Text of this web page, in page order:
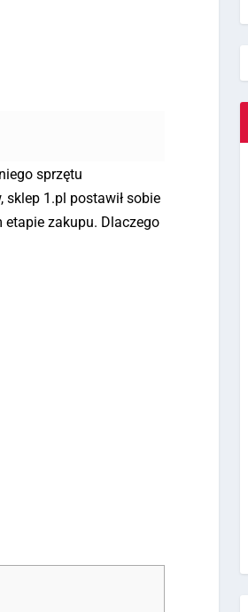
sprzętu
1.pl postawił sobie
zakupu. Dlaczego